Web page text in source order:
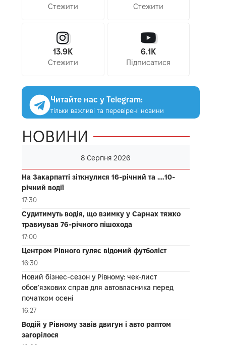
Стежити Стежити
13.9K
Стежити
6.1K
Підписатися
Читайте нас у Telegram:
тільки важливі та перевірені новини
НОВИНИ
8 Серпня 2026
На Закарпатті зіткнулися 16-річний та ….10-
річний водії
17:30
Судитимуть водія, що взимку у Сарнах тяжко
травмував 76-річного пішохода
17:00
Центром Рівного гуляє відомий футболіст
16:30
Новий бізнес-сезон у Рівному: чек-лист
обов’язкових справ для автовласника перед
початком осені
16:27
Водій у Рівному завів двигун і авто раптом
загорілося